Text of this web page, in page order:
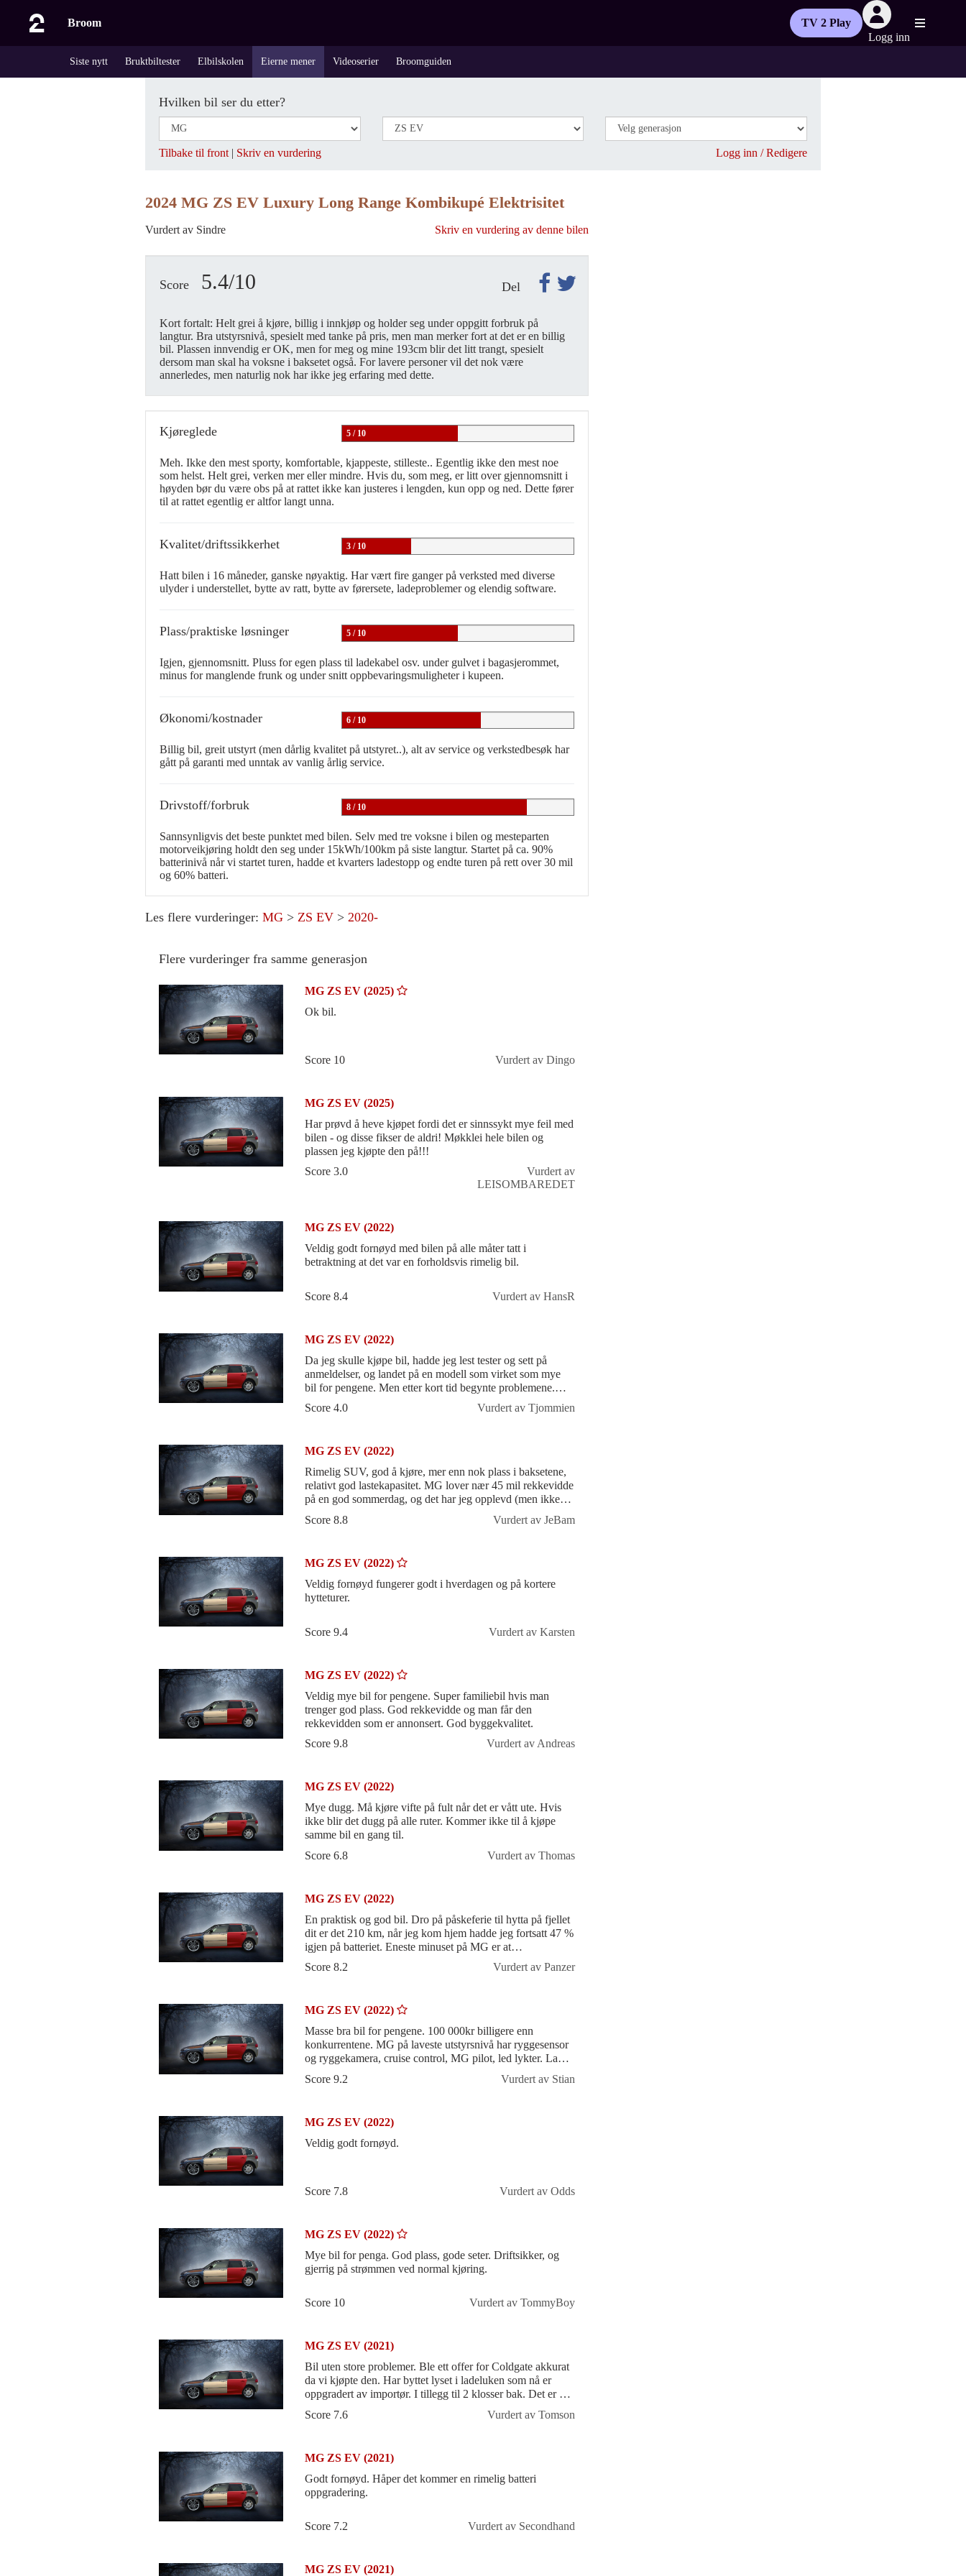
Broom
TV 2 Play
Logg inn
Siste nytt Bruktbiltester Elbilskolen Eierne mener Videoserier Broomguiden
Hvilken bil ser du etter?
Tilbake til front | Skriv en vurdering Logg inn / Redigere
2024 MG ZS EV Luxury Long Range Kombikupé Elektrisitet
Vurdert av Sindre Skriv en vurdering av denne bilen
Score 5.4/10 Del
Kort fortalt: Helt grei å kjøre, billig i innkjøp og holder seg under oppgitt forbruk på
langtur. Bra utstyrsnivå, spesielt med tanke på pris, men man merker fort at det er en billig
bil. Plassen innvendig er OK, men for meg og mine 193cm blir det litt trangt, spesielt
dersom man skal ha voksne i baksetet også. For lavere personer vil det nok være
annerledes, men naturlig nok har ikke jeg erfaring med dette.
Kjøreglede 5 / 10
Meh. Ikke den mest sporty, komfortable, kjappeste, stilleste.. Egentlig ikke den mest noe
som helst. Helt grei, verken mer eller mindre. Hvis du, som meg, er litt over gjennomsnitt i
høyden bør du være obs på at rattet ikke kan justeres i lengden, kun opp og ned. Dette fører
til at rattet egentlig er altfor langt unna.
Kvalitet/driftssikkerhet 3 / 10
Hatt bilen i 16 måneder, ganske nøyaktig. Har vært fire ganger på verksted med diverse
ulyder i understellet, bytte av ratt, bytte av førersete, ladeproblemer og elendig software.
Plass/praktiske løsninger 5 / 10
Igjen, gjennomsnitt. Pluss for egen plass til ladekabel osv. under gulvet i bagasjerommet,
minus for manglende frunk og under snitt oppbevaringsmuligheter i kupeen.
Økonomi/kostnader 6 / 10
Billig bil, greit utstyrt (men dårlig kvalitet på utstyret..), alt av service og verkstedbesøk har
gått på garanti med unntak av vanlig årlig service.
Drivstoff/forbruk 8 / 10
Sannsynligvis det beste punktet med bilen. Selv med tre voksne i bilen og mesteparten
motorveikjøring holdt den seg under 15kWh/100km på siste langtur. Startet på ca. 90%
batterinivå når vi startet turen, hadde et kvarters ladestopp og endte turen på rett over 30 mil
og 60% batteri.
Les flere vurderinger: MG > ZS EV > 2020-
Flere vurderinger fra samme generasjon
MG ZS EV (2025)
Ok bil.
Score 10 Vurdert av Dingo
MG ZS EV (2025)
Har prøvd å heve kjøpet fordi det er sinnssykt mye feil med
bilen - og disse fikser de aldri! Møkklei hele bilen og
plassen jeg kjøpte den på!!!
Score 3.0
Vurdert av
LEISOMBAREDET
MG ZS EV (2022)
Veldig godt fornøyd med bilen på alle måter tatt i
betraktning at det var en forholdsvis rimelig bil.
Score 8.4 Vurdert av HansR
MG ZS EV (2022)
Da jeg skulle kjøpe bil, hadde jeg lest tester og sett på
anmeldelser, og landet på en modell som virket som mye
bil for pengene. Men etter kort tid begynte problemene.
Først var det en feiljuster
Score 4.0 Vurdert av Tjommien
MG ZS EV (2022)
Rimelig SUV, god å kjøre, mer enn nok plass i baksetene,
relativt god lastekapasitet. MG lover nær 45 mil rekkevidde
på en god sommerdag, og det har jeg opplevd (men ikke
Score 8.8 Vurdert av JeBam
MG ZS EV (2022)
Veldig fornøyd fungerer godt i hverdagen og på kortere
hytteturer.
Score 9.4 Vurdert av Karsten
MG ZS EV (2022)
Veldig mye bil for pengene. Super familiebil hvis man
trenger god plass. God rekkevidde og man får den
rekkevidden som er annonsert. God byggekvalitet.
Score 9.8
Vurdert av Andreas
MG ZS EV (2022)
Mye dugg. Må kjøre vifte på fult når det er vått ute. Hvis
ikke blir det dugg på alle ruter. Kommer ikke til å kjøpe
samme bil en gang til.
Score 6.8
Vurdert av Thomas
MG ZS EV (2022)
En praktisk og god bil. Dro på påskeferie til hytta på fjellet
dit er det 210 km, når jeg kom hjem hadde jeg fortsatt 47 %
igjen på batteriet. Eneste minuset på MG er at
oppdateringen av system
Score 8.2 Vurdert av Panzer
MG ZS EV (2022)
Masse bra bil for pengene. 100 000kr billigere enn
konkurrentene. MG på laveste utstyrsnivå har ryggesensor
og ryggekamera, cruise control, MG pilot, led lykter. Lakk
Score 9.2 Vurdert av Stian
MG ZS EV (2022)
Veldig godt fornøyd.
Score 7.8 Vurdert av Odds
MG ZS EV (2022)
Mye bil for penga. God plass, gode seter. Driftsikker, og
gjerrig på strømmen ved normal kjøring.
Score 10 Vurdert av TommyBoy
MG ZS EV (2021)
Bil uten store problemer. Ble ett offer for Coldgate akkurat
da vi kjøpte den. Har byttet lyset i ladeluken som nå er
oppgradert av importør. I tillegg til 2 klosser bak. Det er alt.
Score 7.6 Vurdert av Tomson
MG ZS EV (2021)
Godt fornøyd. Håper det kommer en rimelig batteri
oppgradering.
Score 7.2 Vurdert av Secondhand
MG ZS EV (2021)